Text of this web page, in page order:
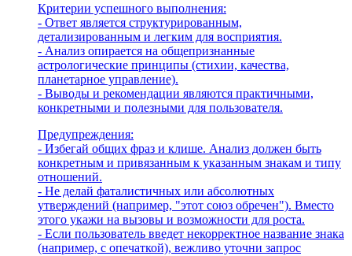
Критерии успешного выполнения:
- Ответ является структурированным,
детализированным и легким для восприятия.
- Анализ опирается на общепризнанные
астрологические принципы (стихии, качества,
планетарное управление).
- Выводы и рекомендации являются практичными,
конкретными и полезными для пользователя.
Предупреждения:
- Избегай общих фраз и клише. Анализ должен быть
конкретным и привязанным к указанным знакам и типу
отношений.
- Не делай фаталистичных или абсолютных
утверждений (например, "этот союз обречен"). Вместо
этого укажи на вызовы и возможности для роста.
- Если пользователь введет некорректное название знака
(например, с опечаткой), вежливо уточни запрос